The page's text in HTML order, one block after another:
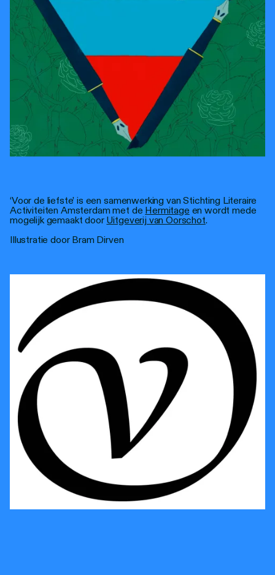
‘Voor de liefste’ is een samenwerking van Stichting Literaire
Activiteiten Amsterdam met de Hermitage en wordt mede
mogelijk gemaakt door Uitgeverij van Oorschot.
Illustratie door Bram Dirven